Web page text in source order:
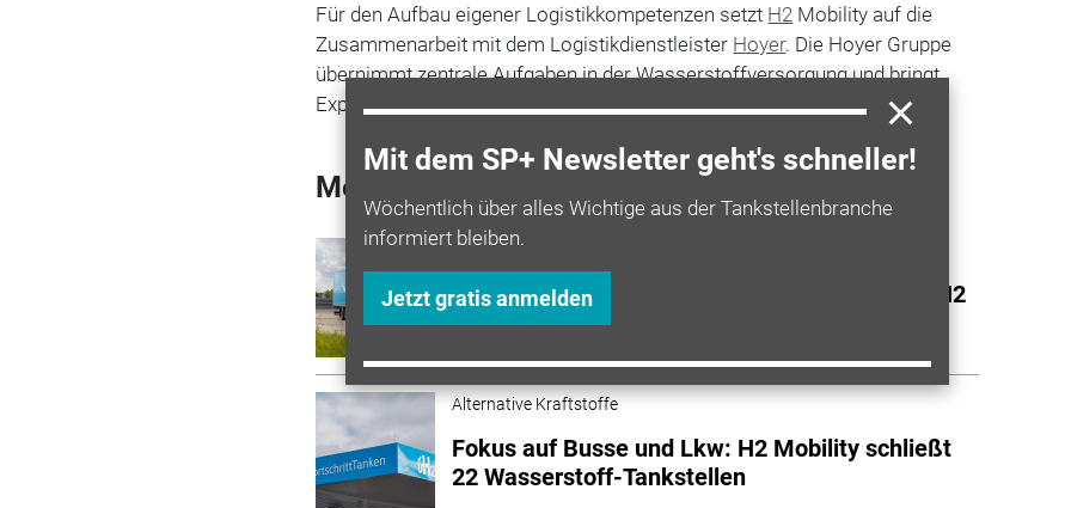
Mit dem SP+ Newsletter geht's schneller!
Wöchentlich über alles Wichtige aus der Tankstellenbranche
informiert bleiben.
Jetzt gratis anmelden
Für den Aufbau eigener Logistikkompetenzen setzt H2 Mobility auf die
Zusammenarbeit mit dem Logistikdienstleister Hoyer. Die Hoyer Gruppe
übernimmt zentrale Aufgaben in der Wasserstoffversorgung und bringt
Expertise vor allem im Transport und in der Mengensteuerung ein.
Mehr zum Thema entdecken
Alternative Kraftstoffe
Damit auch Lkw Wasserstoff tanken können: H2
Mobility rüstet auf
Alternative Kraftstoffe
Fokus auf Busse und Lkw: H2 Mobility schließt
22 Wasserstoff-Tankstellen